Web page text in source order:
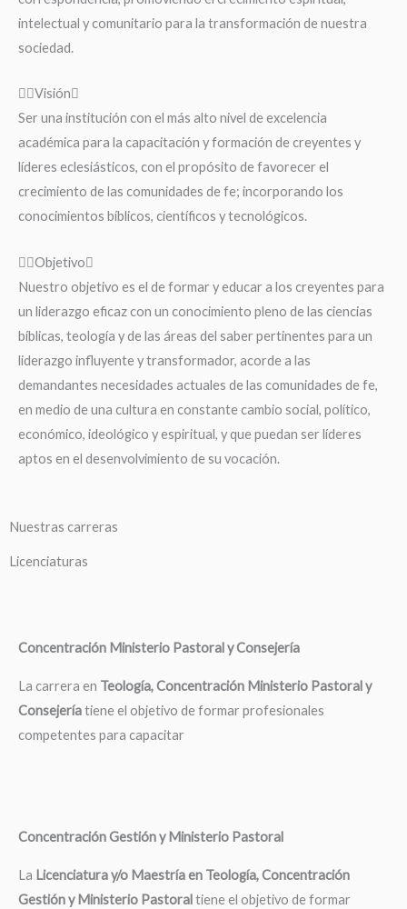
intelectual y comunitario para la transformación de nuestra
sociedad.
Visión
Ser una institución con el más alto nivel de excelencia
académica para la capacitación y formación de creyentes y
líderes eclesiásticos, con el propósito de favorecer el
crecimiento de las comunidades de fe; incorporando los
conocimientos bíblicos, científicos y tecnológicos.
Objetivo
Nuestro objetivo es el de formar y educar a los creyentes para
un liderazgo eficaz con un conocimiento pleno de las ciencias
bíblicas, teología y de las áreas del saber pertinentes para un
liderazgo influyente y transformador, acorde a las
demandantes necesidades actuales de las comunidades de fe,
en medio de una cultura en constante cambio social, político,
económico, ideológico y espiritual, y que puedan ser líderes
aptos en el desenvolvimiento de su vocación.
Nuestras carreras
Licenciaturas
Concentración Ministerio Pastoral y Consejería
La carrera en Teología, Concentración Ministerio Pastoral y
Consejeríatiene el objetivo de formar profesionales
competentes para capacitar
Concentración Gestión y Ministerio Pastoral
La Licenciatura y/o Maestría en Teología, Concentración
Gestión y Ministerio Pastoraltiene el objetivo de formar